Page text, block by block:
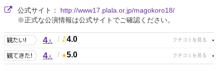
公式サイト： http://www17.plala.or.jp/magokoro18/
※正式な公演情報は公式サイトでご確認ください。
4人 / 4.0
4人 / 5.0